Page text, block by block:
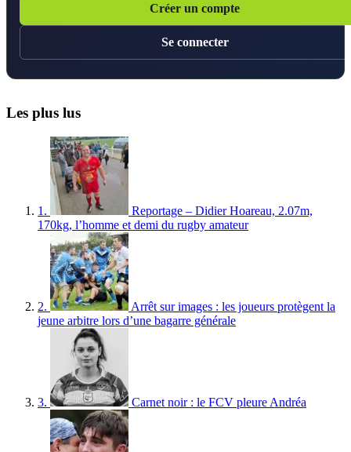
Créer un compte
Se connecter
Les plus lus
1.
Reportage – Didier Hoareau, 2.07m,
170kg, l’homme et demi du rugby amateur
2.
Arrêt sur images : les joueurs protègent la
jeune arbitre lors d’une bagarre générale
3. Carnet noir : le FCV pleure Andréa